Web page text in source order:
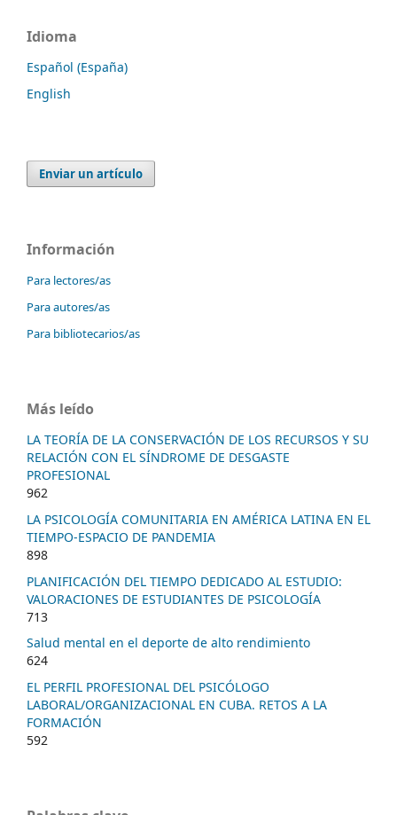
Idioma
Español (España)
English
Enviar un artículo
Información
Para lectores/as
Para autores/as
Para bibliotecarios/as
Más leído
LA TEORÍA DE LA CONSERVACIÓN DE LOS RECURSOS Y SU
RELACIÓN CON EL SÍNDROME DE DESGASTE
PROFESIONAL
962
LA PSICOLOGÍA COMUNITARIA EN AMÉRICA LATINA EN EL
TIEMPO-ESPACIO DE PANDEMIA
898
PLANIFICACIÓN DEL TIEMPO DEDICADO AL ESTUDIO:
VALORACIONES DE ESTUDIANTES DE PSICOLOGÍA
713
Salud mental en el deporte de alto rendimiento
624
EL PERFIL PROFESIONAL DEL PSICÓLOGO
LABORAL/ORGANIZACIONAL EN CUBA. RETOS A LA
FORMACIÓN
592